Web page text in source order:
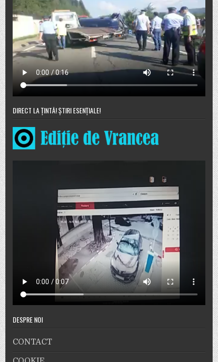
DIRECT LA ȚINTĂ! ȘTIRI ESENȚIALE!
DESPRE NOI
CONTACT